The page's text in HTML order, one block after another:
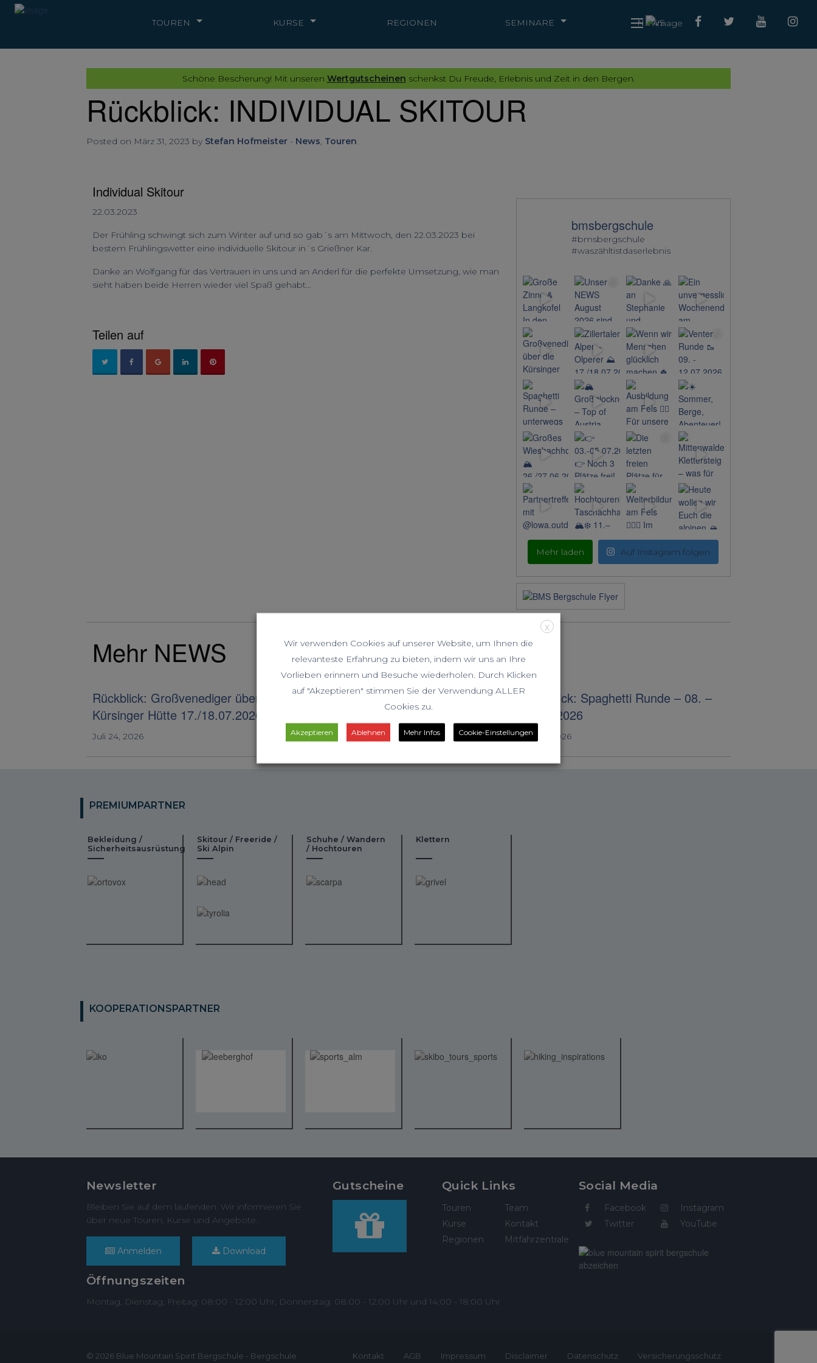
TOUREN KURSE REGIONEN SEMINARE NEWS
Schöne Bescherung! Mit unseren Wertgutscheinen schenkst Du Freude, Erlebnis und Zeit in den Bergen.
Rückblick: INDIVIDUAL SKITOUR
Posted on März 31, 2023 by Stefan Hofmeister - News, Touren
Individual Skitour
22.03.2023
Der Frühling schwingt sich zum Winter auf und so gab´s am Mittwoch, den 22.03.2023 bei
bestem Frühlingswetter eine individuelle Skitour in´s Grießner Kar.
Danke an Wolfgang für das Vertrauen in uns und an Anderl für die perfekte Umsetzung, wie man
sieht haben beide Herren wieder viel Spaß gehabt…
Teilen auf
bmsbergschule
#bmsbergschule
#waszähltistdaserlebnis
Mehr laden Auf Instagram folgen
Mehr NEWS
Rückblick: Großvenediger über die
Kürsinger Hütte 17./18.07.2026
Juli 24, 2026
RÜCKBLICK: Zillertaler Alpen –
Juli 20, 2026
Rückblick: Spaghetti Runde – 08. –
13.07.2026
Juli 14, 2026
PREMIUMPARTNER
Bekleidung /
Sicherheitsausrüstung
Skitour / Freeride /
Ski Alpin
Schuhe / Wandern
/ Hochtouren
Klettern
KOOPERATIONSPARTNER
Newsletter
Bleiben Sie auf dem laufenden. Wir informieren Sie
über neue Touren, Kurse und Angebote.
Anmelden Download
Gutscheine Quick Links
Touren
Kurse
Regionen
Team
Kontakt
Mitfahrzentrale
Social Media
Facebook
Twitter
Instagram
YouTube
Öffnungszeiten
Montag, Dienstag, Freitag: 08:00 - 12:00 Uhr, Donnerstag: 08:00 - 12:00 Uhr und 14:00 - 18:00 Uhr
© 2026 Blue Mountain Spirit Bergschule - Bergschule Kontakt AGB Impressum Disclaimer Datenschutz Versicherungsschutz
X
Wir verwenden Cookies auf unserer Website, um Ihnen die
relevanteste Erfahrung zu bieten, indem wir uns an Ihre
Vorlieben erinnern und Besuche wiederholen. Durch Klicken
auf "Akzeptieren" stimmen Sie der Verwendung ALLER
Cookies zu.
Akzeptieren Ablehnen Mehr Infos Cookie-Einstellungen